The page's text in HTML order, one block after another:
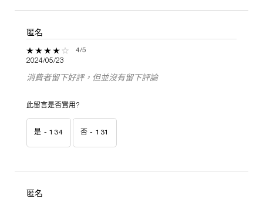
匿名
4 out of 5 stars. 4/5
2024/05/23
消費者留下好評，但並沒有留下評論
此留言是否實用?
是 -134 否 - 131
匿名